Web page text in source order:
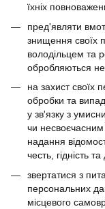
їхніх
пред'являти
знищення своїх
володільцем та
обробляються
на захист своїх
обробки та
у зв'язку з
чи несвоєчасним
надання
честь, гідність
звертатися з
персональних
місцевого